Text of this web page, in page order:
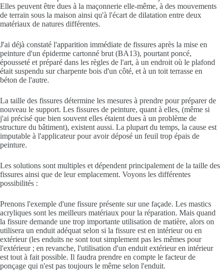
Elles peuvent être dues à la maçonnerie elle-même, à des mouvements
de terrain sous la maison ainsi qu'à l'écart de dilatation entre deux
matériaux de natures différentes.
J'ai déjà constaté l'apparition immédiate de fissures après la mise en
peinture d'un épiderme cartonné brut (BA13), pourtant poncé,
épousseté et préparé dans les règles de l'art, à un endroit où le plafond
était suspendu sur charpente bois d'un côté, et à un toit terrasse en
béton de l'autre.
La taille des fissures détermine les mesures à prendre pour préparer de
nouveau le support. Les fissures de peinture, quant à elles, (même si
j'ai précisé que bien souvent elles étaient dues à un problème de
structure du bâtiment), existent aussi. La plupart du temps, la cause est
imputable à l'applicateur pour avoir déposé un feuil trop épais de
peinture.
Les solutions sont multiples et dépendent principalement de la taille des
fissures ainsi que de leur emplacement. Voyons les différentes
possibilités :
Prenons l'exemple d'une fissure présente sur une façade. Les mastics
acryliques sont les meilleurs matériaux pour la réparation. Mais quand
la fissure demande une trop importante utilisation de matière, alors on
utilisera un enduit adéquat selon si la fissure est en intérieur ou en
extérieur (les enduits ne sont tout simplement pas les mêmes pour
l'extérieur ; en revanche, l'utilisation d'un enduit extérieur en intérieur
est tout à fait possible. Il faudra prendre en compte le facteur de
ponçage qui n'est pas toujours le même selon l'enduit.